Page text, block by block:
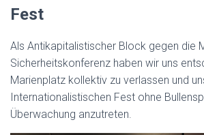
Fest
Als Antikapitalistischer Block gegen die
Sicherheitskonferenz haben wir uns
Marienplatz kollektiv zu verlassen und
Internationalistischen Fest ohne
Überwachung anzutreten.